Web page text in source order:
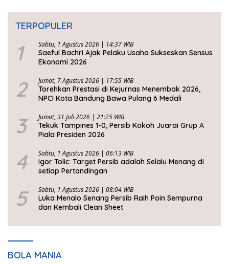
TERPOPULER
1 Sabtu, 1 Agustus 2026 | 14:37 WIB
Saeful Bachri Ajak Pelaku Usaha Sukseskan Sensus
Ekonomi 2026
2 Jumat, 7 Agustus 2026 | 17:55 WIB
Torehkan Prestasi di Kejurnas Menembak 2026,
NPCI Kota Bandung Bawa Pulang 6 Medali
3 Jumat, 31 Juli 2026 | 21:25 WIB
Tekuk Tampines 1-0, Persib Kokoh Juarai Grup A
Piala Presiden 2026
4 Sabtu, 1 Agustus 2026 | 06:13 WIB
Igor Tolic: Target Persib adalah Selalu Menang di
setiap Pertandingan
5 Sabtu, 1 Agustus 2026 | 08:04 WIB
Luka Menalo Senang Persib Raih Poin Sempurna
dan Kembali Clean Sheet
BOLA MANIA